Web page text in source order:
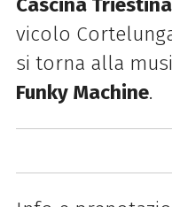
Cascina Triestina
vicolo
si torna alla
Funky Machine.